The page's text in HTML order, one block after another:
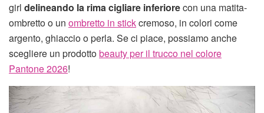
girl delineando la rima cigliare inferiorecon una matita-
ombretto o un ombretto in stickcremoso, in colori come
argento, ghiaccio o perla. Se ci piace, possiamo anche
scegliere un prodottobeauty per il trucco nel colore
Pantone 2026!